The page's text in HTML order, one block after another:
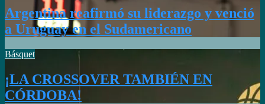
Argentina reafirmó su liderazgo y venció
a Uruguay en el Sudamericano
Básquet
¡LA CROSSOVER TAMBIÉN EN
CÓRDOBA!